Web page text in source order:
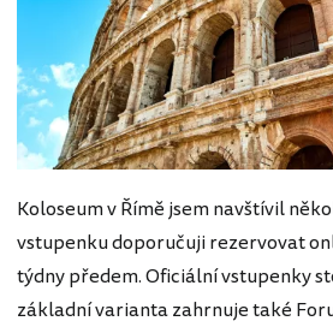
Koloseum v Římě jsem navštívil
vstupenku doporučuji rezervovat
týdny předem. Oficiální vstupenky
základní varianta zahrnuje také